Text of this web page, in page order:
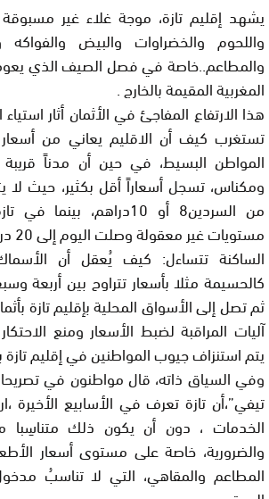
يشهد إقليم تازة، موجة غلاء غير
واللحوم والخضراوات والبيض
والمطاعم..خاصة في فصل الصيف الذي يعوف
المغربية المقيمة بالخارج .
هذا الارتفاع المفاجئ في الأثمان أثار
تستغرب كيف أن الاقليم يعاني من
المواطن البسيط، في حين أن مدناً
ومكناس، تسجل أسعاراً أقل بكثير، حيث لا
من السردين8 أو 10دراهم،
مستويات غير معقولة وصلت اليوم إلى 20 درهما للكيلوغرام.
الساكنة تتساءل: كيف يُعقل أن
كالحسيمة مثلا بأسعار تتراوح بين أربعة
ثم تصل إلى الأسواق المحلية بإقليم تازة
آليات المراقبة لضبط الأسعار ومنع
يتم استنزاف جيوب المواطنين في إقليم تازة
وفي السياق ذاته، قال مواطنون في
تيفي”،أن تازة تعرف في الأسابيع الأخيرة
الخدمات ، دون أن يكون ذلك متناسِبا
والضرورية، خاصة على مستوى أسعار
المطاعم والمقاهي، التي لا تناسبُ